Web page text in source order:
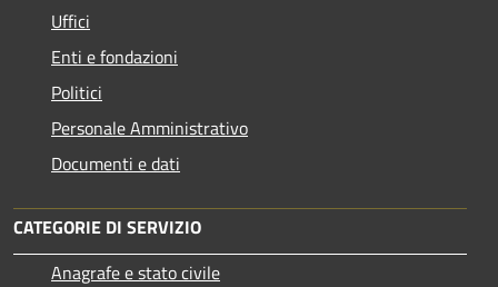
Uffici
Enti e fondazioni
Politici
Personale Amministrativo
Documenti e dati
CATEGORIE DI SERVIZIO
Anagrafe e stato civile